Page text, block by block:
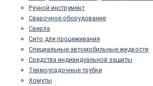
Ручной инструмент
Сварочное оборудование
Сверла
Сито для процеживания
Специальные автомобильные жидкости
Средства индивидуальной защиты
Термоусадочные трубки
Хомуты